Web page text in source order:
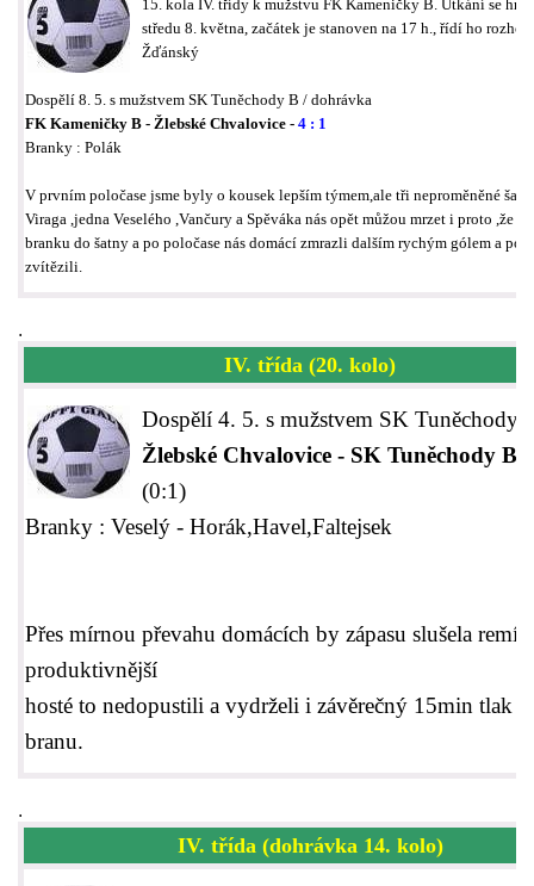
15. kola IV. třídy k mužstvu FK Kameničky B. Utkání se
středu 8. května, začátek je stanoven na 17 h., řídí ho
Žďánský
Dospělí 8. 5. s mužstvem SK Tuněchody B / dohrávka
FK Kameničky B - Žlebské Chvalovice - 4 : 1
Branky : Polák
V prvním poločase jsme byly o kousek lepším týmem,ale tři neproměněné
Viraga ,jedna Veselého ,Vančury a Spěváka nás opět můžou mrzet i proto ,že
branku do šatny a po poločase nás domácí zmrazli dalším rychým gólem a po
zvítězili.
.
IV. třída (20. kolo)
Dospělí 4. 5. s mužstvem SK Tuněchody
Žlebské Chvalovice - SK Tuněchody B
(0:1)
Branky : Veselý - Horák,Havel,Faltejsek
Přes mírnou převahu domácích by zápasu slušela
produktivnější
hosté to nedopustili a vydrželi i závěrečný 15min tlak
branu.
.
IV. třída (dohrávka 14. kolo)